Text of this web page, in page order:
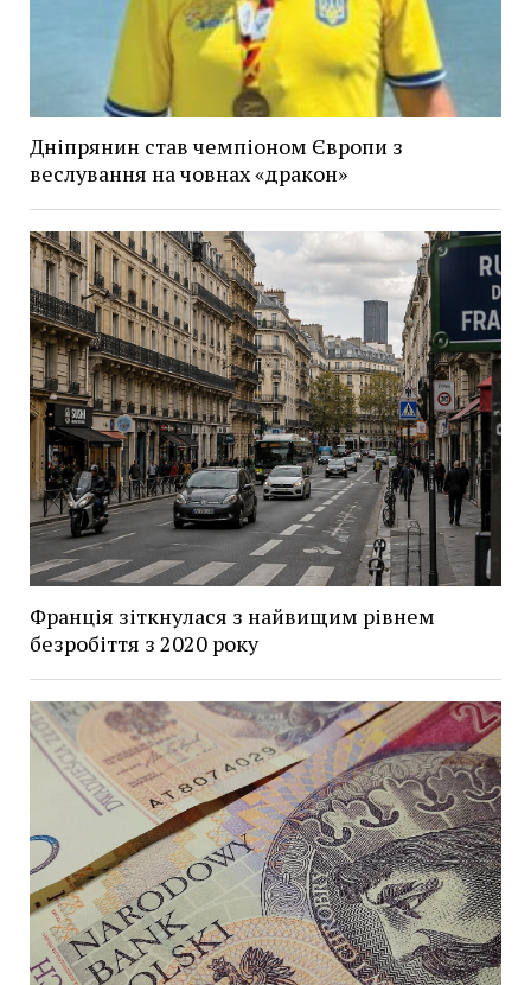
Дніпрянин став чемпіоном Європи з
веслування на човнах «дракон»
Франція зіткнулася з найвищим рівнем
безробіття з 2020 року